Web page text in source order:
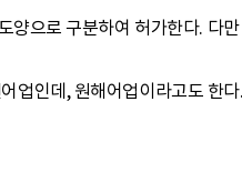
양으로 구분하여 허가한다. 다
업인데, 원해어업이라고도 한